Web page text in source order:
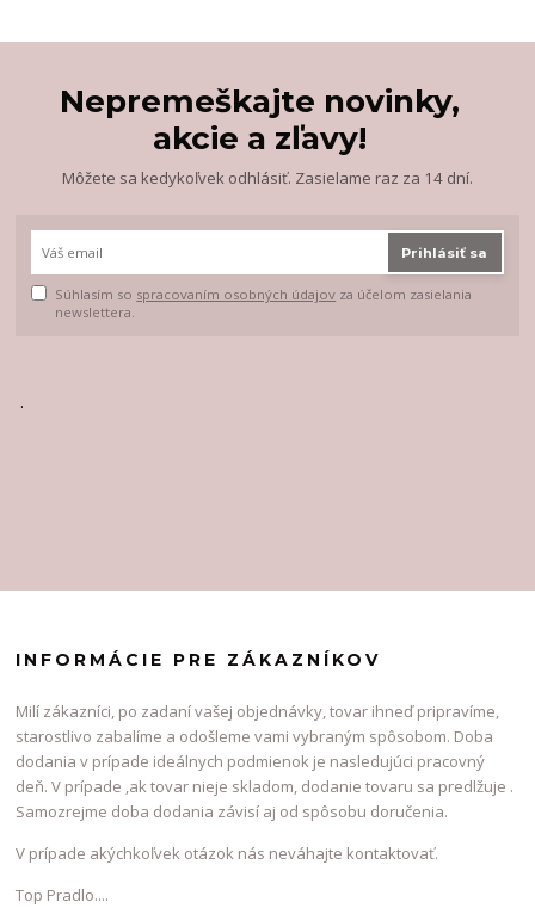
Nepremeškajte novinky,
akcie a zľavy!
Môžete sa kedykoľvek odhlásiť. Zasielame raz za 14 dní.
Prihlásiť sa
Súhlasím so spracovaním osobných údajov za účelom zasielania
newslettera.
.
INFORMÁCIE PRE ZÁKAZNÍKOV
Milí zákazníci, po zadaní vašej objednávky, tovar ihneď pripravíme,
starostlivo zabalíme a odošleme vami vybraným spôsobom. Doba
dodania v prípade ideálnych podmienok je nasledujúci pracovný
deň. V prípade ,ak tovar nieje skladom, dodanie tovaru sa predlžuje .
Samozrejme doba dodania závisí aj od spôsobu doručenia.
V prípade akýchkoľvek otázok nás neváhajte kontaktovať.
Top Pradlo....